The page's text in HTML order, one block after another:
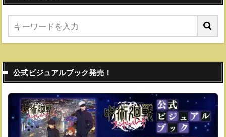
公式ビジュアルブック発売！